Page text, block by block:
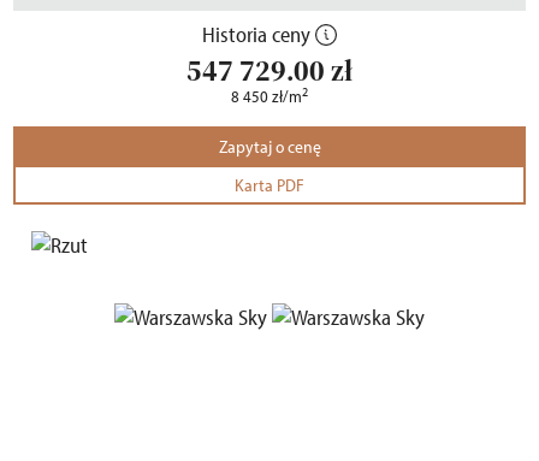
Historia ceny
547 729.00zł
8 450zł/m2
Zapytaj o cenę
Karta PDF